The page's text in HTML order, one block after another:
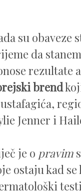
su obaveze
da
rezultate
brend
Jenner i
je o pravim
ostaju kad